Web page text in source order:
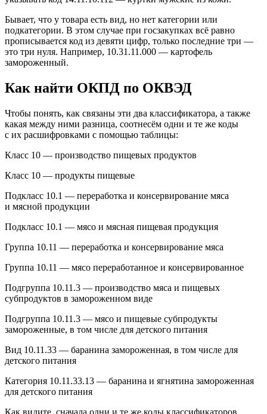
Бывает, что у товара есть вид, но нет категории или
подкатегории. В этом случае при госзакупках всё равно
прописывается код из девяти цифр, только последние три —
это три нуля. Например, 10.31.11.000 — картофель
замороженный.
Как найти ОКПД по ОКВЭД
Чтобы понять, как связаны эти два классификатора, а также
какая между ними разница, соотнесём одни и те же коды
с их расшифровками с помощью таблицы:
Класс 10 — производство пищевых продуктов
Класс 10 — продукты пищевые
Подкласс 10.1 — переработка и консервирование мяса
и мясной продукции
Подкласс 10.1 — мясо и мясная пищевая продукция
Группа 10.11 — переработка и консервирование мяса
Группа 10.11 — мясо переработанное и консервированное
Подгруппа 10.11.3 — производство мяса и пищевых
субпродуктов в замороженном виде
Подгруппа 10.11.3 — мясо и пищевые субпродукты
замороженные, в том числе для детского питания
Вид 10.11.33 — баранина замороженная, в том числе для
детского питания
Категория 10.11.33.13 — баранина и ягнятина замороженная
для детского питания